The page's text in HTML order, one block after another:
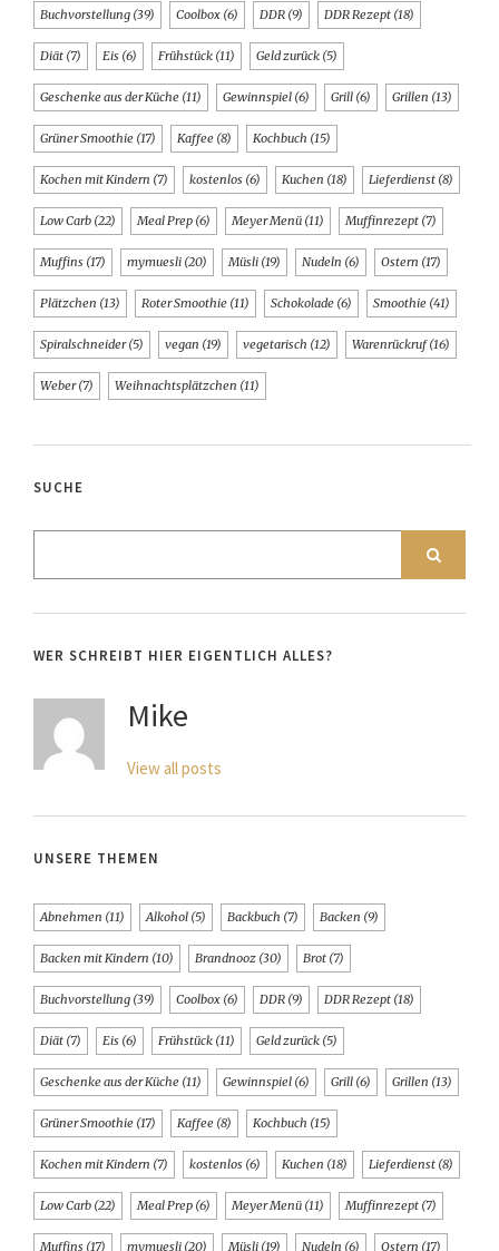
Buchvorstellung (39) Coolbox (6) DDR (9) DDR Rezept (18)
Diät (7) Eis (6) Frühstück (11) Geld zurück (5)
Geschenke aus der Küche (11) Gewinnspiel (6) Grill (6) Grillen (13)
Grüner Smoothie (17) Kaffee (8) Kochbuch (15)
Kochen mit Kindern (7) kostenlos (6) Kuchen (18) Lieferdienst (8)
Low Carb (22) Meal Prep (6) Meyer Menü (11) Muffinrezept (7)
Muffins (17) mymuesli (20) Müsli (19) Nudeln (6) Ostern (17)
Plätzchen (13) Roter Smoothie (11) Schokolade (6) Smoothie (41)
Spiralschneider(5) vegan (19) vegetarisch (12) Warenrückruf(16)
Weber(7) Weihnachtsplätzchen (11)
SUCHE
WER SCHREIBT HIER EIGENTLICH ALLES?
Mike
View all posts
UNSERE THEMEN
Abnehmen (11) Alkohol (5) Backbuch (7) Backen (9)
Backen mit Kindern (10) Brandnooz (30) Brot (7)
Buchvorstellung (39) Coolbox (6) DDR (9) DDR Rezept (18)
Diät (7) Eis (6) Frühstück (11) Geld zurück (5)
Geschenke aus der Küche (11) Gewinnspiel (6) Grill (6) Grillen (13)
Grüner Smoothie (17) Kaffee (8) Kochbuch (15)
Kochen mit Kindern (7) kostenlos (6) Kuchen (18) Lieferdienst (8)
Low Carb (22) Meal Prep (6) Meyer Menü (11) Muffinrezept (7)
Muffins (17) mymuesli (20) Müsli (19) Nudeln (6) Ostern (17)